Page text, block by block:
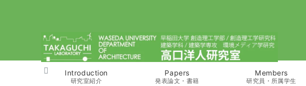
Introduction
研究室紹介
Papers
発表論文・書籍
Members
研究員・所属学生